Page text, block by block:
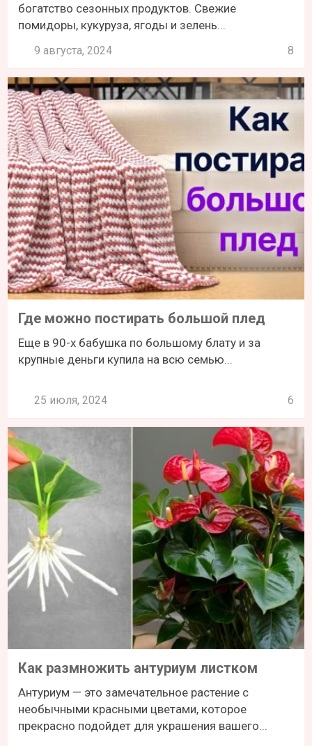
богатство сезонных продуктов. Свежие
помидоры, кукуруза, ягоды и зелень...
9 августа, 2024 8
Где можно постирать большой плед
Еще в 90-х бабушка по большому блату и за
крупные деньги купила на всю семью...
25 июля, 2024 6
Как размножить антуриум листком
Антуриум — это замечательное растение с
необычными красными цветами, которое
прекрасно подойдет для украшения вашего...